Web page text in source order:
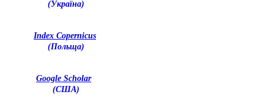
(Україна)
Index Copernicus
(Польща)
Google Scholar
(США)